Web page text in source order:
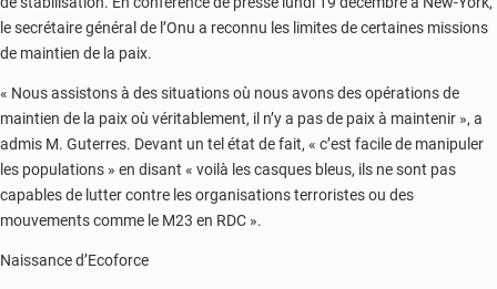
le secrétaire général de l’Onu a reconnu les limites de certaines missions
de maintien de la paix.
« Nous assistons à des situations où nous avons des opérations de
maintien de la paix où véritablement, il n’y a pas de paix à maintenir », a
admis M. Guterres. Devant un tel état de fait, « c’est facile de manipuler
les populations » en disant « voilà les casques bleus, ils ne sont pas
capables de lutter contre les organisations terroristes ou des
mouvements comme le M23 en RDC ».
Naissance d’Ecoforce